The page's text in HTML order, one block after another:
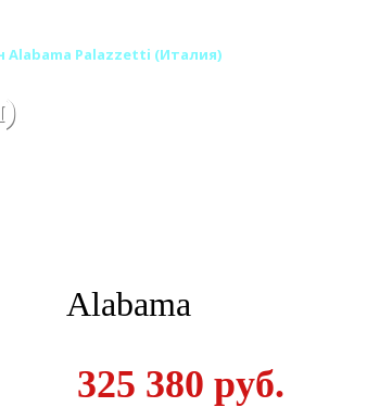
Alabama Palazzetti (Италия)
Alabama
325 380 руб.